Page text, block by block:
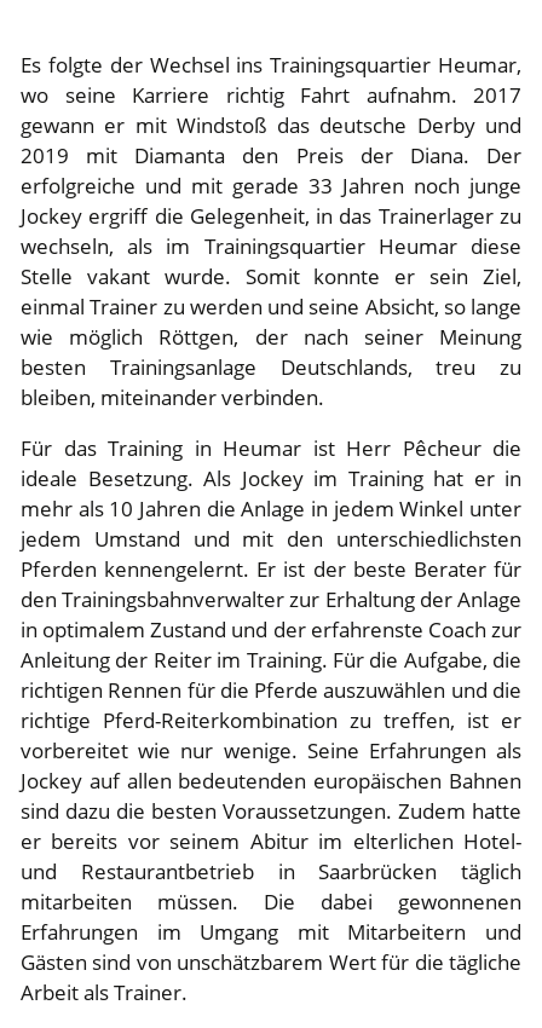
Es folgte der Wechsel ins Trainingsquartier Heumar,
wo seine Karriere richtig Fahrt aufnahm. 2017
gewann er mit Windstoß das deutsche Derby und
2019 mit Diamanta den Preis der Diana. Der
erfolgreiche und mit gerade 33 Jahren noch junge
Jockey ergriff die Gelegenheit, in das Trainerlager zu
wechseln, als im Trainingsquartier Heumar diese
Stelle vakant wurde. Somit konnte er sein Ziel,
einmal Trainer zu werden und seine Absicht, so lange
wie möglich Röttgen, der nach seiner Meinung
besten Trainingsanlage Deutschlands, treu zu
bleiben, miteinander verbinden.
Für das Training in Heumar ist Herr Pêcheur die
ideale Besetzung. Als Jockey im Training hat er in
mehr als 10 Jahren die Anlage in jedem Winkel unter
jedem Umstand und mit den unterschiedlichsten
Pferden kennengelernt. Er ist der beste Berater für
den Trainingsbahnverwalter zur Erhaltung der Anlage
in optimalem Zustand und der erfahrenste Coach zur
Anleitung der Reiter im Training. Für die Aufgabe, die
richtigen Rennen für die Pferde auszuwählen und die
richtige Pferd-Reiterkombination zu treffen, ist er
vorbereitet wie nur wenige. Seine Erfahrungen als
Jockey auf allen bedeutenden europäischen Bahnen
sind dazu die besten Voraussetzungen. Zudem hatte
er bereits vor seinem Abitur im elterlichen Hotel-
und Restaurantbetrieb in Saarbrücken täglich
mitarbeiten müssen. Die dabei gewonnenen
Erfahrungen im Umgang mit Mitarbeitern und
Gästen sind von unschätzbarem Wert für die tägliche
Arbeit als Trainer.